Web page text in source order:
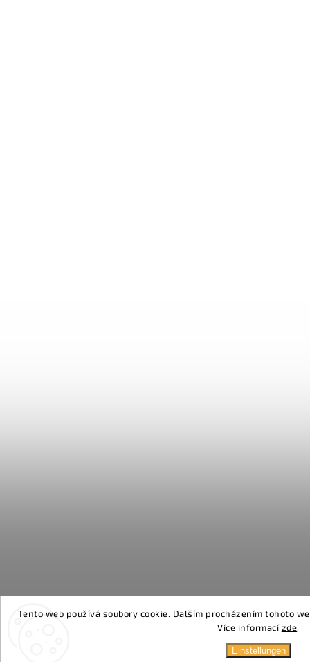
Tento web používá soubory cookie. Dalším procházením tohoto
Více informacízde.
Einstellungen